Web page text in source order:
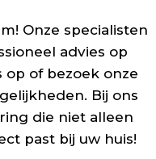
Onze specialisten
advies op
op of bezoek onze
Bij ons
die niet alleen
past bij uw huis!